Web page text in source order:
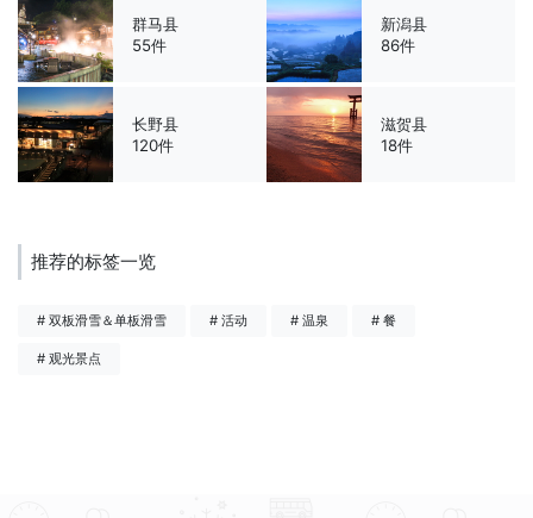
群马县
55件
新潟县
86件
长野县
120件
滋贺县
18件
推荐的标签一览
# 双板滑雪＆单板滑雪 # 活动 # 温泉 # 餐
# 观光景点